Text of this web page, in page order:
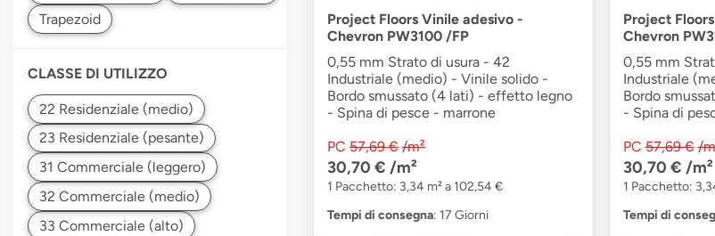
CLASSE DI UTILIZZO
Project Floors Vinile adesivo -
Chevron PW3100 /FP
0,55 mm Strato di usura - 42
Industriale (medio) - Vinile solido -
Bordo smussato (4 lati) - effetto legno
- Spina di pesce - marrone
PC 57,69 € /m²
30,70 € /m²
1 Pacchetto: 3,34 m² a 102,54 €
Tempi di consegna: 17 Giorni
Project
Chevron
0,55 mm
Industriale
Bordo
- Spina di
PC 57,69 € /
30,70 € /m²
1 Pacchetto:
Tempi di